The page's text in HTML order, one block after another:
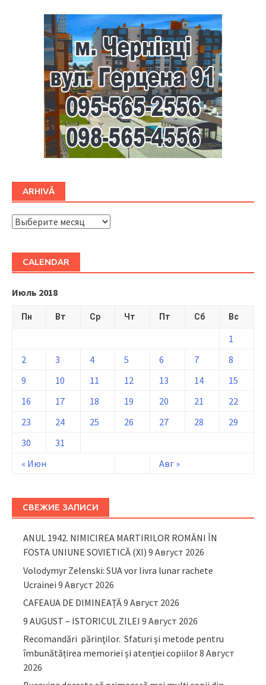
ARHIVĂ
ARHIVĂ
CALENDAR
Июль 2018
Пн Вт Ср Чт Пт Сб Вс
« Июн Авг »
1
2
3 4 5 6 7
8
9
10 11 12 13 14
15
16
17 18 19 20 21
22
23
24 25 26 27 28
29
30
31
СВЕЖИЕ ЗАПИСИ
ANUL 1942. NIMICIREA MARTIRILOR ROMÂNI ÎN
FOSTA UNIUNE SOVIETICĂ (XI) 9 Август 2026
Volodymyr Zelenski: SUA vor livra lunar rachete
Ucrainei 9 Август 2026
CAFEAUA DE DIMINEAȚĂ9 Август 2026
9 AUGUST – ISTORICUL ZILEI 9 Август 2026
Recomandări părinţilor. Sfaturi și metode pentru
îmbunătățirea memoriei și atenției copiilor8 Август
2026